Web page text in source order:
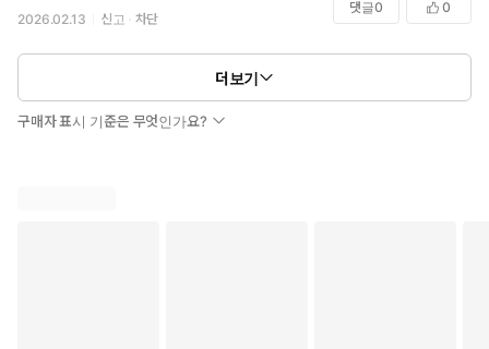
2026.02.13 신고 차단
댓글0 0
더보기
구매자 표시 기준은 무엇인가요?